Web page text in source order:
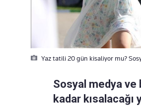
Yaz tatili 20 gün kisaliyor mu?
Sosyal medya ve
kadar